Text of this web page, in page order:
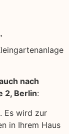
nach
2, Berlin:
Es wird zur
in Ihrem Haus